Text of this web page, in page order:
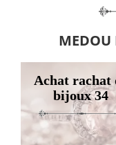
Achat rachat
bijoux 34